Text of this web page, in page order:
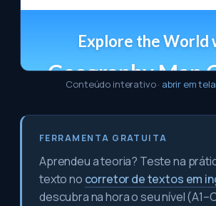
Conteúdo interativo· abrir em
FERRAMENTA GRATUITA
Aprendeu a teoria? Teste na
texto no corretor de textos em
descubra na hora o seu nível